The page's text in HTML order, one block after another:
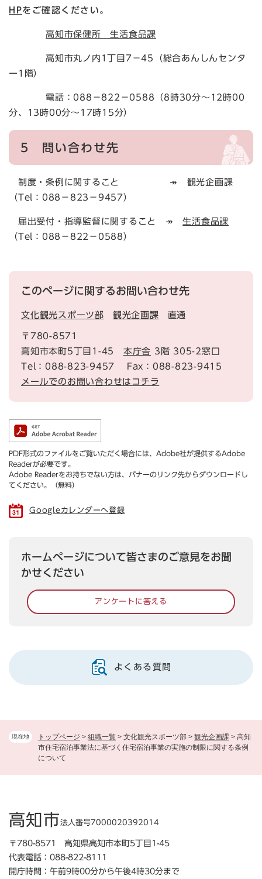
現在地 トップページ > 組織一覧 > 文化観光スポーツ部 > 観光企画課 > 高知
市住宅宿泊事業法に基づく住宅宿泊事業の実施の制限に関する条例
について
HPをご確認ください。
高知市保健所 生活食品課
高知市丸ノ内1丁目7－45（総合あんしんセンタ
ー1階）
電話：088－822－0588（8時30分～12時00
分、13時00分～17時15分）
5 問い合わせ先
制度・条例に関すること ↠ 観光企画課
（Tel：088－823－9457）
届出受付・指導監督に関すること ↠生活食品課
（Tel：088－822－0588）
このページに関するお問い合わせ先
文化観光スポーツ部 観光企画課 直通
〒780-8571
高知市本町5丁目1-45 本庁舎 3階 305-2窓口
Tel：088-823-9457
Fax：088-823-9415
メールでのお問い合わせはコチラ
PDF形式のファイルをご覧いただく場合には、Adobe社が提供するAdobe
Readerが必要です。
Adobe Readerをお持ちでない方は、バナーのリンク先からダウンロードし
てください。（無料）
Googleカレンダーへ登録
ホームページについて皆さまのご意見をお聞
かせください
アンケートに答える
よくある質問
高知市法人番号7000020392014
〒780-8571 高知県高知市本町5丁目1-45
代表電話：088-822-8111
開庁時間：午前9時00分から午後4時30分まで